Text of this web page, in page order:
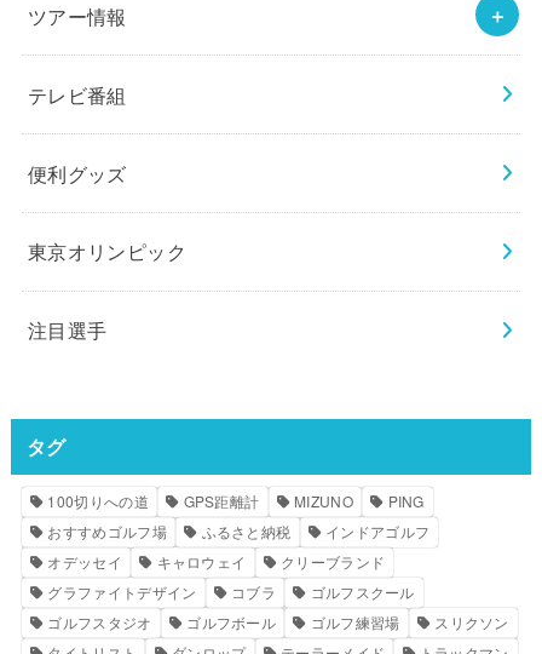
ツアー情報
テレビ番組
便利グッズ
東京オリンピック
注目選手
タグ
100切りへの道 GPS距離計 MIZUNO
PING
おすすめゴルフ場
ふるさと納税
インドアゴルフ
オデッセイ
キャロウェイ
クリーブランド
グラファイトデザイン
コブラ
ゴルフスクール
ゴルフスタジオ
ゴルフボール ゴルフ練習場
スリクソン